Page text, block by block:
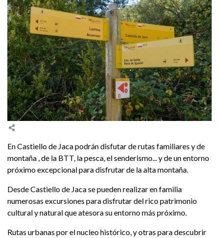
En Castiello de Jaca podrán disfutar de rutas familiares y de
montaña , de la BTT, la pesca, el senderismo... y de un entorno
próximo excepcional para disfrutar de la alta montaña.
Desde Castiello de Jaca se pueden realizar en familia
numerosas excursiones para disfrutar del rico patrimonio
cultural y natural que atesora su entorno más próximo.
Rutas urbanas por el nucleo histórico, y otras para descubrir